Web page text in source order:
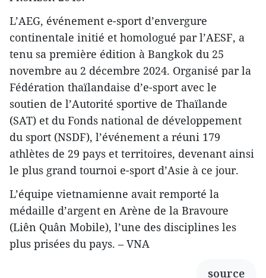
L’AEG, événement e-sport d’envergure
continentale initié et homologué par l’AESF, a
tenu sa première édition à Bangkok du 25
novembre au 2 décembre 2024. Organisé par la
Fédération thaïlandaise d’e-sport avec le
soutien de l’Autorité sportive de Thaïlande
(SAT) et du Fonds national de développement
du sport (NSDF), l’événement a réuni 179
athlètes de 29 pays et territoires, devenant ainsi
le plus grand tournoi e-sport d’Asie à ce jour.
L’équipe vietnamienne avait remporté la
médaille d’argent en Arène de la Bravoure
(Liên Quân Mobile), l’une des disciplines les
plus prisées du pays. – VNA
source